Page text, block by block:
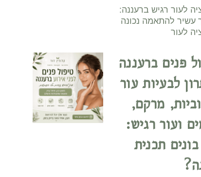
לעור רגיש ברעננה:
עשיר להתאמה נכונה
לעור
פנים ברעננה
לבעיות עור
מרקם,
ועור רגיש:
תכנית